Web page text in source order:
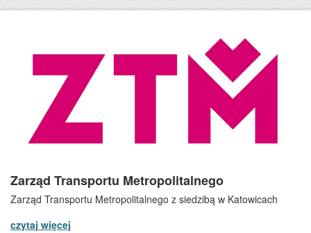
Zarząd Transportu Metropolitalnego
Zarząd Transportu Metropolitalnego z siedzibą w Katowicach
czytaj więcej